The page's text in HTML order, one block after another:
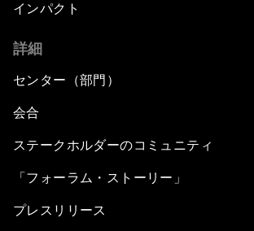
インパクト
詳細
センター（部門）
会合
ステークホルダーのコミュニティ
「フォーラム・ストーリー」
プレスリリース